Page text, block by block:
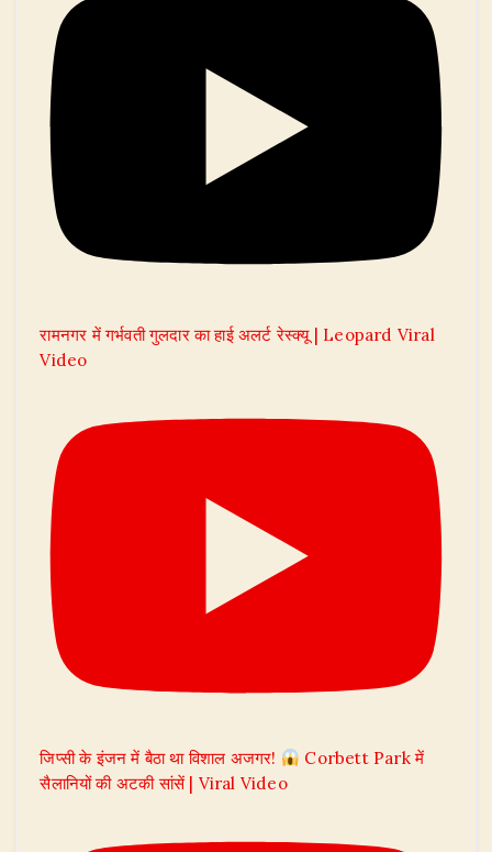
रामनगर में गर्भवती गुलदार का हाई अलर्ट रेस्क्यू | Leopard Viral
Video
जिप्सी के इंजन में बैठा था विशाल अजगर!
Corbett Park में
सैलानियों की अटकी सांसें | Viral Video